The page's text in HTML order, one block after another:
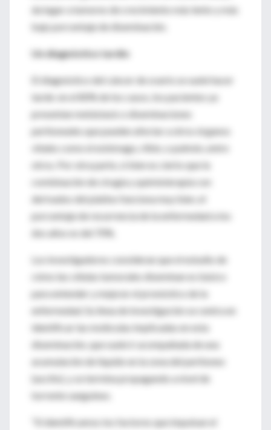
da lugar a tumores de crecimiento más lento y más
bajo porcentaje de diseminación.
Un diagnóstico tardío
El diagnóstico del cáncer de ovario se suele hacer
tarde: en el 80% de los casos, los pacientes ya
presentan metástasis o diseminaciones
peritoneales que pueden afectar a otros órganos
vitales como el estómago, riñón, o pulmón, entre
otros. Por otra parte, si bien es cierto que la
combinación de cirugía y quimioterapia con
derivados del platino funciona muy bien, el
porcentaje de recurrencia de la enfermedad a los
dos años es del 70%.
Los investigadores consideran que el estudio de
cómo las células tumorales diseminan es básico
para entender y mejorar el pronóstico de la
enfermedad. Su línea de investigación se centra en
identificar las moléculas implicadas en esta
diseminación, que suele ir acompañada de una
acumulación de líquido en la zona del peritoneo
(ascitis), y se termina propagando a nivel de
torrente sanguíneo.
“Si identificamos los factores que impulsan el